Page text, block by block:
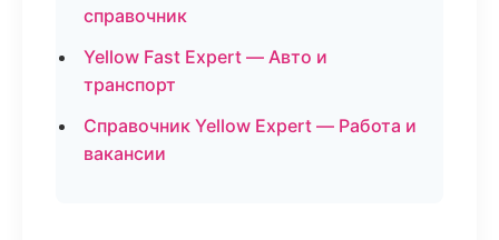
справочник
Yellow Fast Expert — Авто и
транспорт
Справочник Yellow Expert — Работа и
вакансии